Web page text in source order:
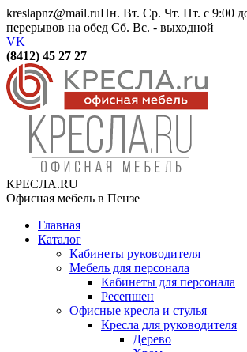
kreslapnz@mail.ruПн. Вт. Ср. Чт. Пт. с 9:00
перерывов на обед Сб. Вс. - выходной
VK
(8412) 45 27 27
КРЕСЛА.RU
Офисная мебель в Пензе
Главная
Каталог
Кабинеты руководителя
Мебель для персонала
Кабинеты для персонала
Ресепшен
Офисные кресла и стулья
Кресла для руководителя
Дерево